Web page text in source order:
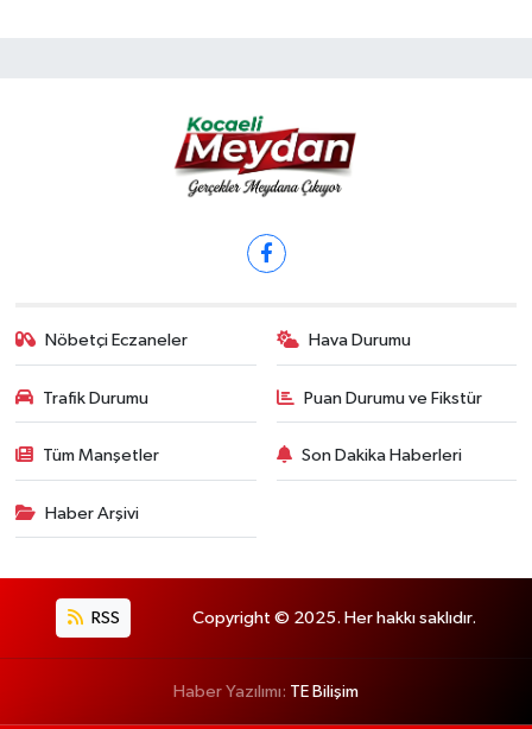
Nöbetçi Eczaneler Hava Durumu
Trafik Durumu Puan Durumu ve Fikstür
Tüm Manşetler Son Dakika Haberleri
Haber Arşivi
RSS Copyright © 2025. Her hakkı saklıdır.
Haber Yazılımı: TE Bilişim